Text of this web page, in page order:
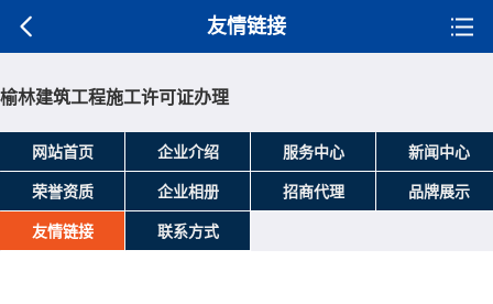
友情链接
榆林建筑工程施工许可证办理
网站首页 企业介绍 服务中心 新闻中心
荣誉资质 企业相册 招商代理 品牌展示
友情链接 联系方式